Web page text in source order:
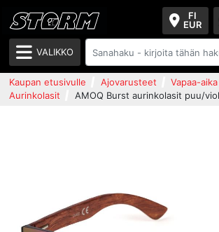
FI
EUR
VALIKKO
Kaupan etusivulle Ajovarusteet
Vapaa-aika
Aurinkolasit
AMOQ Burst aurinkolasit puu/